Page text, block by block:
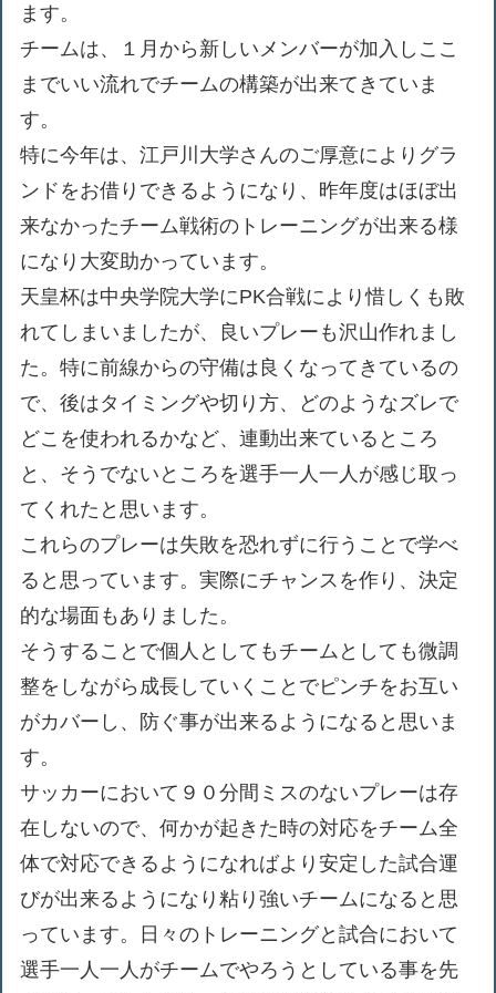
ます。
チームは、１月から新しいメンバーが加入しここ
までいい流れでチームの構築が出来てきていま
す。
特に今年は、江戸川大学さんのご厚意によりグラ
ンドをお借りできるようになり、昨年度はほぼ出
来なかったチーム戦術のトレーニングが出来る様
になり大変助かっています。
天皇杯は中央学院大学にPK合戦により惜しくも敗
れてしまいましたが、良いプレーも沢山作れまし
た。特に前線からの守備は良くなってきているの
で、後はタイミングや切り方、どのようなズレで
どこを使われるかなど、連動出来ているところ
と、そうでないところを選手一人一人が感じ取っ
てくれたと思います。
これらのプレーは失敗を恐れずに行うことで学べ
ると思っています。実際にチャンスを作り、決定
的な場面もありました。
そうすることで個人としてもチームとしても微調
整をしながら成長していくことでピンチをお互い
がカバーし、防ぐ事が出来るようになると思いま
す。
サッカーにおいて９０分間ミスのないプレーは存
在しないので、何かが起きた時の対応をチーム全
体で対応できるようになればより安定した試合運
びが出来るようになり粘り強いチームになると思
っています。日々のトレーニングと試合において
選手一人一人がチームでやろうとしている事を先